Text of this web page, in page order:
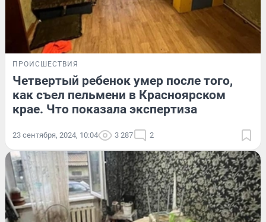
ПРОИСШЕСТВИЯ
Четвертый ребенок умер после того,
как съел пельмени в Красноярском
крае. Что показала экспертиза
23 сентября, 2024, 10:04 3 287 2